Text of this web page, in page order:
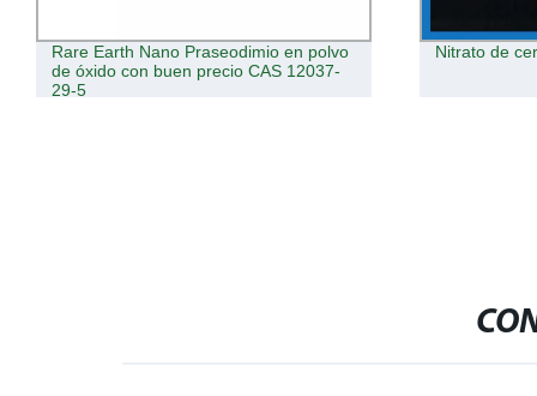
Nitrato de cerio
El 99,5% de